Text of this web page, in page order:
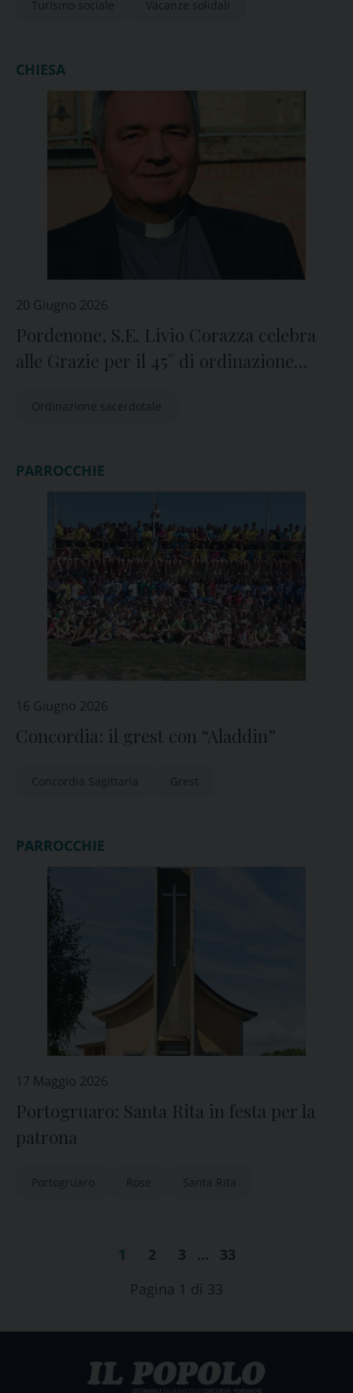
Turismo sociale Vacanze solidali
CHIESA
20 Giugno 2026
Pordenone, S.E. Livio Corazza celebra
alle Grazie per il 45° di ordinazione
Ordinazione sacerdotale
PARROCCHIE
16 Giugno 2026
Concordia: il grest con “Aladdin”
Concordia Sagittaria Grest
PARROCCHIE
17 Maggio 2026
Portogruaro: Santa Rita in festa per la
patrona
Portogruaro Rose Santa Rita
1 2 3 …
33
Pagina 1 di 33